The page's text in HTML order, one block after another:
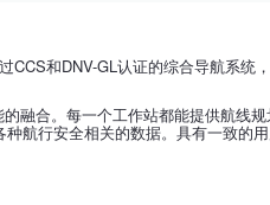
和DNV-GL认证的综合导航系统
融合。每一个工作站都能提供航线
航行安全相关的数据。具有一致的